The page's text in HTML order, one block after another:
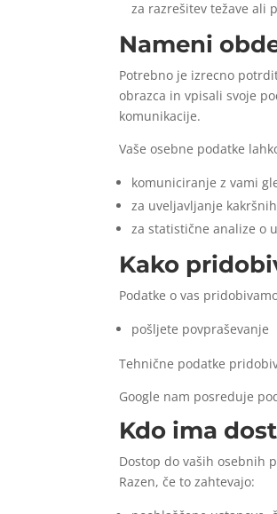
za razrešitev težave ali
Nameni
Potrebno je izrecno
obrazca in vpisali svoje
komunikacije.
Vaše osebne podatke
komuniciranje z vami
za uveljavljanje
za statistične analize o
Kako
Podatke o vas
pošljete povpraševanje
Tehnične podatke
Google nam posreduje
Kdo ima
Dostop do vaših osebnih
Razen, če to zahtevajo: